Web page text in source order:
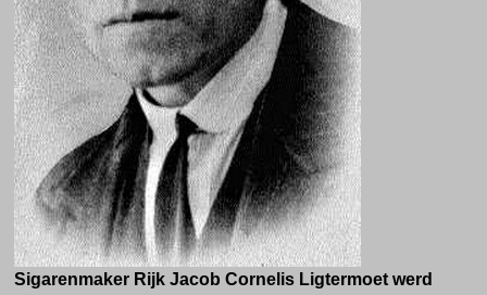
Sigarenmaker Rijk Jacob Cornelis Ligtermoet werd